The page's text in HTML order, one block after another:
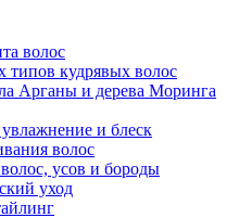
волос
типов кудрявых волос
Арганы и дерева Моринга
и блеск
волос
усов и бороды
уход